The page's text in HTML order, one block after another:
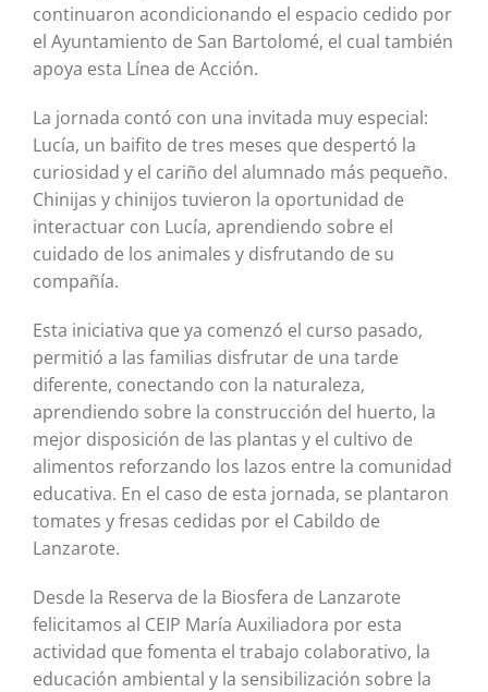
continuaron acondicionando el espacio cedido por
el Ayuntamiento de San Bartolomé, el cual también
apoya esta Línea de Acción.
La jornada contó con una invitada muy especial:
Lucía, un baifito de tres meses que despertó la
curiosidad y el cariño del alumnado más pequeño.
Chinijas y chinijos tuvieron la oportunidad de
interactuar con Lucía, aprendiendo sobre el
cuidado de los animales y disfrutando de su
compañía.
Esta iniciativa que ya comenzó el curso pasado,
permitió a las familias disfrutar de una tarde
diferente, conectando con la naturaleza,
aprendiendo sobre la construcción del huerto, la
mejor disposición de las plantas y el cultivo de
alimentos reforzando los lazos entre la comunidad
educativa. En el caso de esta jornada, se plantaron
tomates y fresas cedidas por el Cabildo de
Lanzarote.
Desde la Reserva de la Biosfera de Lanzarote
felicitamos al CEIP María Auxiliadora por esta
actividad que fomenta el trabajo colaborativo, la
educación ambiental y la sensibilización sobre la